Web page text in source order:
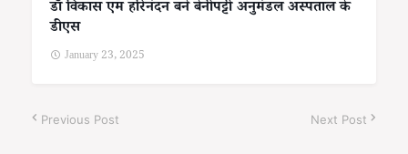
डॉ विकास एम हरिनंदन बने बेनीपट्टी अनुमंडल अस्पताल के
डीएस
January 23, 2025
Previous Post Next Post